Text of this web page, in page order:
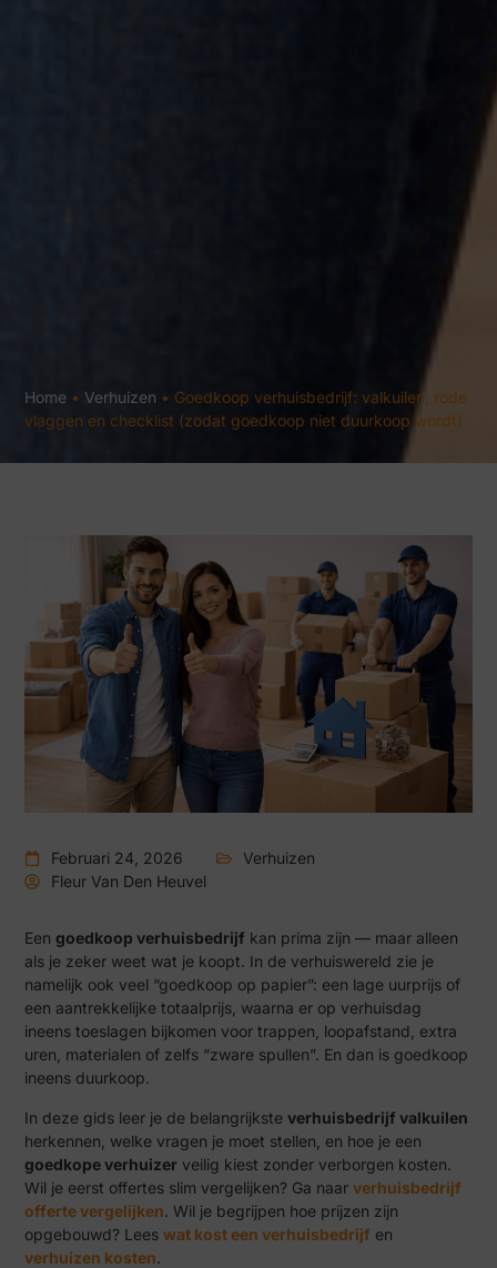
Home •Verhuizen • Goedkoop verhuisbedrijf: valkuilen, rode
vlaggen en checklist (zodat goedkoop niet duurkoop wordt)
Februari 24, 2026
Verhuizen
Fleur Van Den Heuvel
Eengoedkoop verhuisbedrijf kan prima zijn — maar alleen
als je zeker weet wat je koopt. In de verhuiswereld zie je
namelijk ook veel “goedkoop op papier”: een lage uurprijs of
een aantrekkelijke totaalprijs, waarna er op verhuisdag
ineens toeslagen bijkomen voor trappen, loopafstand, extra
uren, materialen of zelfs “zware spullen”. En dan is goedkoop
ineens duurkoop.
In deze gids leer je de belangrijksteverhuisbedrijf valkuilen
herkennen, welke vragen je moet stellen, en hoe je een
goedkope verhuizer veilig kiest zonder verborgen kosten.
Wil je eerst offertes slim vergelijken? Ga naarverhuisbedrijf
offerte vergelijken. Wil je begrijpen hoe prijzen zijn
opgebouwd? Leeswat kost een verhuisbedrijf en
verhuizen kosten.